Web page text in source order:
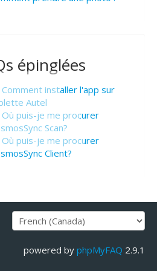
épinglées
Comment installer l'app sur
Autel
Où puis-je me procurer
Scan?
Où puis-je me procurer
Client?
powered by phpMyFAQ 2.9.1